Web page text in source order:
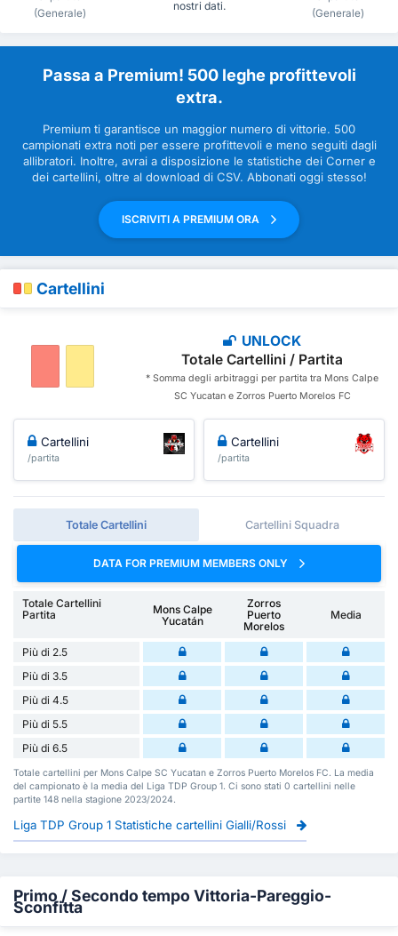
(Generale)
nostri dati.
(Generale)
Passa a Premium! 500 leghe profittevoli
extra.
Premium ti garantisce un maggior numero di vittorie. 500
campionati extra noti per essere profittevoli e meno seguiti dagli
allibratori. Inoltre, avrai a disposizione le statistiche dei Corner e
dei cartellini, oltre al download di CSV. Abbonati oggi stesso!
ISCRIVITI A PREMIUM ORA
Cartellini
UNLOCK
Totale Cartellini / Partita
* Somma degli arbitraggi per partita tra Mons Calpe
SC Yucatan e Zorros Puerto Morelos FC
Cartellini
/partita
Cartellini
/partita
Totale Cartellini Cartellini Squadra
DATA FOR PREMIUM MEMBERS ONLY
Totale Cartellini
Partita
Mons Calpe
Yucatán
Zorros
Puerto
Morelos
Media
Più di 2.5
Più di 3.5
Più di 4.5
Più di 5.5
Più di 6.5
Totale cartellini per Mons Calpe SC Yucatan e Zorros Puerto Morelos FC. La media
del campionato è la media del Liga TDP Group 1. Ci sono stati 0 cartellini nelle
partite 148 nella stagione 2023/2024.
Liga TDP Group 1 Statistiche cartellini Gialli/Rossi
Primo / Secondo tempo Vittoria-Pareggio-
Sconfitta